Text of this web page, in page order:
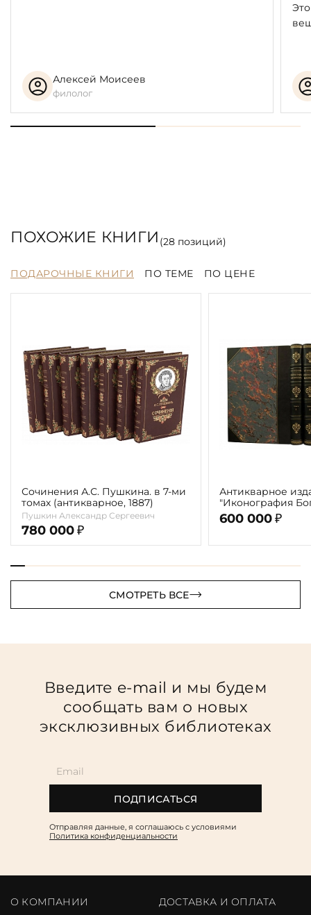
Алексей Моисеев
филолог
ПОХОЖИЕ КНИГИ (28позиций)
ПОДАРОЧНЫЕ КНИГИ ПО ТЕМЕ ПО ЦЕНЕ
Сочинения А.С. Пушкина. в 7-ми
томах (антикварное, 1887)
Пушкин Александр Сергеевич
780 000 ₽
Антикварное
"Иконография
г. (в 2-х томах с
автора)
600 000 ₽
СМОТРЕТЬ ВСЕ
Введите e-mail и мы будем
сообщать вам о новых
эксклюзивных библиотеках
ПОДПИСАТЬСЯ
Отправляя данные, я соглашаюсь c условиями
Политика конфиденциальности
О КОМПАНИИ
ДОСТАВКА И ОПЛАТА